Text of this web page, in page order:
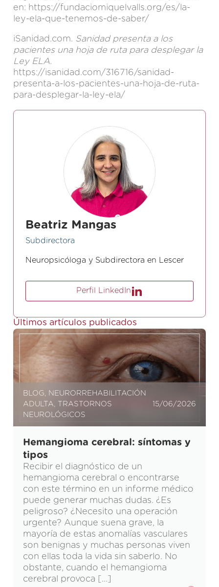
en: https://fundaciomiquelvalls.org/es/la-
ley-ela-que-tenemos-de-saber/
iSanidad.com. Sanidad presenta a los
pacientes una hoja de ruta para desplegar la
Ley ELA.
https://isanidad.com/316716/sanidad-
presenta-a-los-pacientes-una-hoja-de-ruta-
para-desplegar-la-ley-ela/
Beatriz Mangas
Subdirectora
Neuropsicóloga y Subdirectora en Lescer
Perfil LinkedIn
Últimos artículos publicados
BLOG
NEURORREHABILITACIÓN
ADULTA
TRASTORNOS
NEUROLÓGICOS
15/06/2026
Hemangioma cerebral: síntomas y
tipos
Recibir el diagnóstico de un
hemangioma cerebral o encontrarse
con este término en un informe médico
puede generar muchas dudas. ¿Es
peligroso? ¿Necesito una operación
urgente? Aunque suena grave, la
mayoría de estas anomalías vasculares
son benignas y muchas personas viven
con ellas toda la vida sin saberlo. No
obstante, cuando el hemangioma
cerebral provoca […]